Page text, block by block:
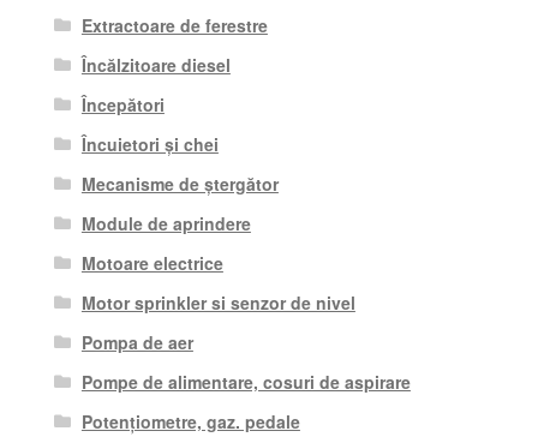
Extractoare de ferestre
Încălzitoare diesel
Începători
Încuietori și chei
Mecanisme de ștergător
Module de aprindere
Motoare electrice
Motor sprinkler si senzor de nivel
Pompa de aer
Pompe de alimentare, cosuri de aspirare
Potențiometre, gaz. pedale